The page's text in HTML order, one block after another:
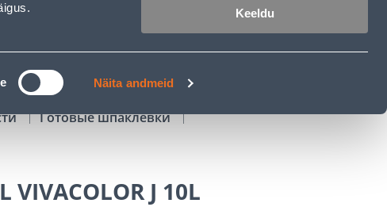
Näita andmeid
Keeldu
Готовые шпаклевки
VIVACOLOR J 10L